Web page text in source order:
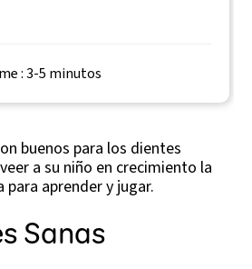
: 3-5 minutos
buenos para los dientes
a su niño en crecimiento la
para aprender y jugar.
Sanas